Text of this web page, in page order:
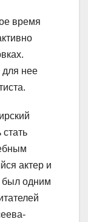
время
для нее
стать
актер и
был одним